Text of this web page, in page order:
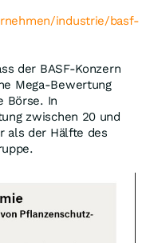
industrie/basf-
der BASF-Konzern
Mega-Bewertung
Börse. In
zwischen 20 und
als der Hälfte des